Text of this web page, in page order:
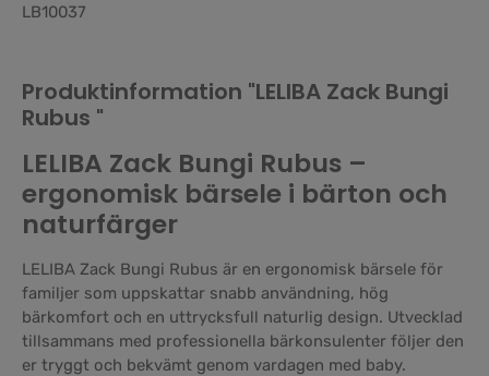
LB10037
Produktinformation "LELIBA Zack Bungi
Rubus "
LELIBA Zack Bungi Rubus –
ergonomisk bärsele i bärton och
naturfärger
LELIBA Zack Bungi Rubus är en ergonomisk bärsele för
familjer som uppskattar snabb användning, hög
bärkomfort och en uttrycksfull naturlig design. Utvecklad
tillsammans med professionella bärkonsulenter följer den
er tryggt och bekvämt genom vardagen med baby.